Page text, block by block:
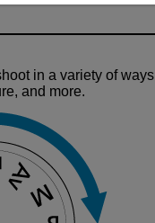
in a variety of
and more.